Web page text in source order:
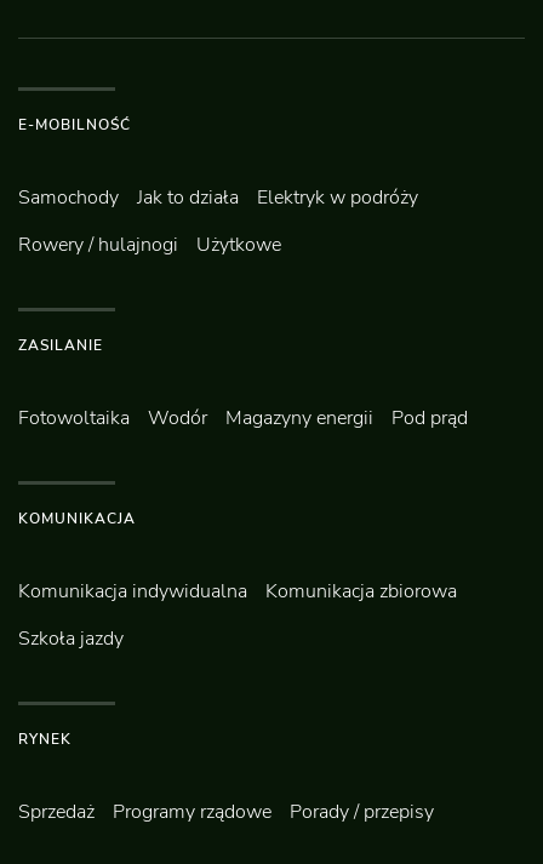
E-MOBILNOŚĆ
Samochody Jak to działa
Elektryk w podróży
Rowery / hulajnogi
Użytkowe
ZASILANIE
Fotowoltaika Wodór Magazyny energii Pod prąd
KOMUNIKACJA
Komunikacja indywidualna
Komunikacja zbiorowa
Szkoła jazdy
RYNEK
Sprzedaż Programy rządowe Porady / przepisy